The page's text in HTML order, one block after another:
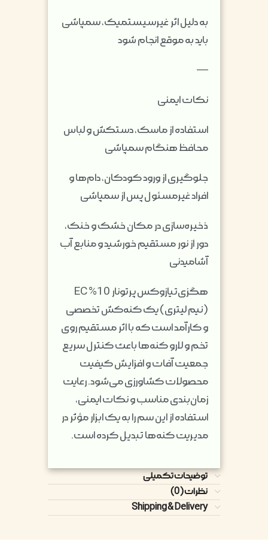
به دلیل اثر غیرسیستمیک، سمپاشی
باید به موقع انجام شود
—
نکات ایمنی
استفاده از ماسک، دستکش و لباس
محافظ هنگام سمپاشی
جلوگیری از ورود کودکان، دام‌ها و
افراد غیرمسئول پس از سمپاشی
ذخیره‌سازی در مکان خشک و خنک،
دور از نور مستقیم خورشید و منابع آب
آشامیدنی
هگزی‌تیازوکس پرتونار 10% EC
(نیم لیتری) یک کنه‌کش تخصصی
و کارآمد است که با اثر مستقیم روی
تخم و لارو کنه‌ها باعث کنترل سریع
جمعیت آفات و افزایش کیفیت
محصولات کشاورزی می‌شود. رعایت
زمان‌بندی مناسب و نکات ایمنی،
استفاده از این سم را به یک ابزار مؤثر در
مدیریت کنه‌ها تبدیل کرده است.
توضیحات تکمیلی
نظرات (0)
Shipping & Delivery